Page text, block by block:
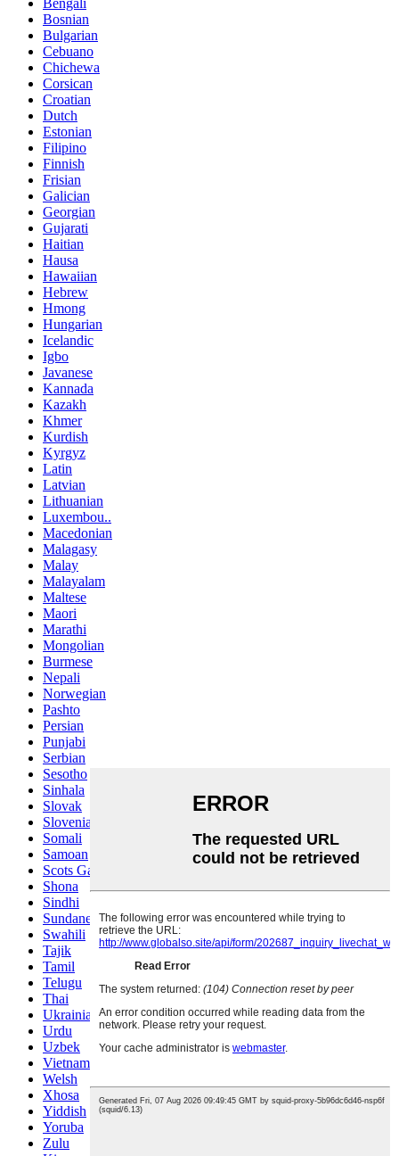
Bengali
Bosnian
Bulgarian
Cebuano
Chichewa
Corsican
Croatian
Dutch
Estonian
Filipino
Finnish
Frisian
Galician
Georgian
Gujarati
Haitian
Hausa
Hawaiian
Hebrew
Hmong
Hungarian
Icelandic
Igbo
Javanese
Kannada
Kazakh
Khmer
Kurdish
Kyrgyz
Latin
Latvian
Lithuanian
Luxembou..
Macedonian
Malagasy
Malay
Malayalam
Maltese
Maori
Marathi
Mongolian
Burmese
Nepali
Norwegian
Pashto
Persian
Punjabi
Serbian
Sesotho
Sinhala
Slovak
Slovenian
Somali
Samoan
Scots Gaelic
Shona
Sindhi
Sundanese
Swahili
Tajik
Tamil
Telugu
Thai
Ukrainian
Urdu
Uzbek
Vietnamese
Welsh
Xhosa
Yiddish
Yoruba
Zulu